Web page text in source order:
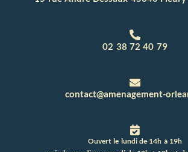
02 38 72 40 79
contact@amenagement-
Ouvert le lundi de 14h à 19h